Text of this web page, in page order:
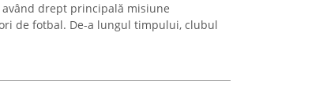
drept principală misiune
de fotbal. De-a lungul timpului, clubul